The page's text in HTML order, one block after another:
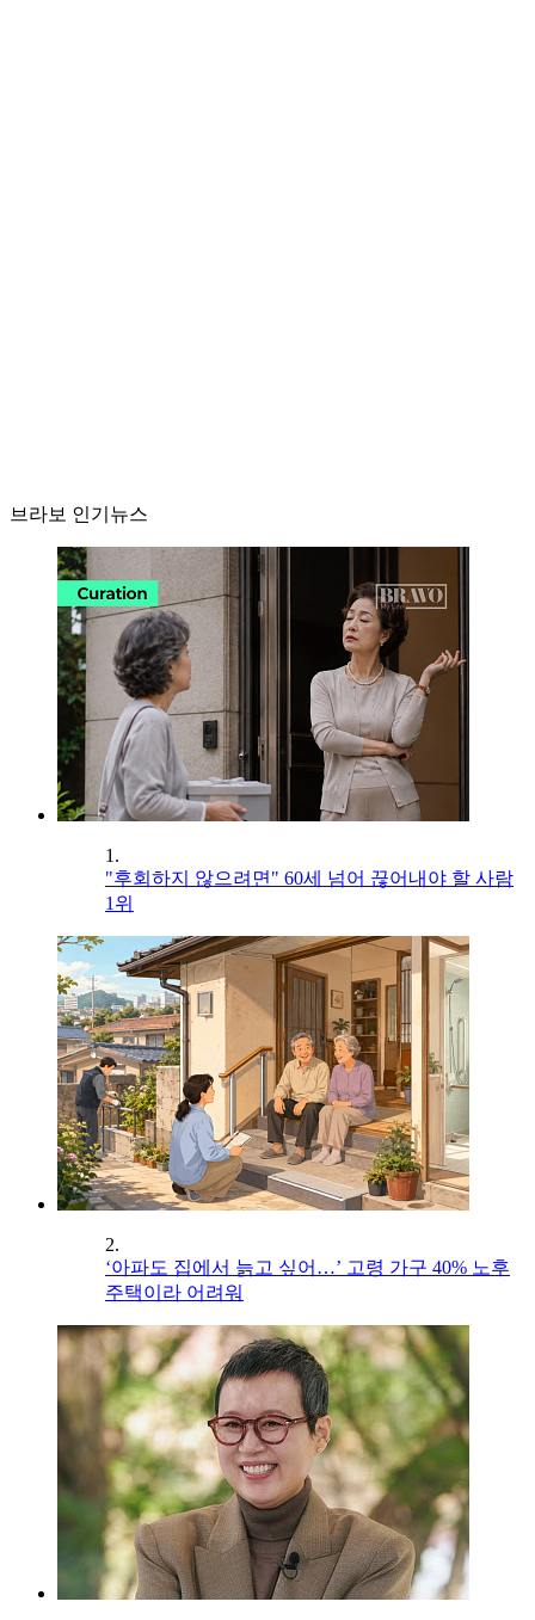
브라보 인기뉴스
1.
"후회하지 않으려면" 60세 넘어 끊어내야 할 사람
1위
2.
‘아파도 집에서 늙고 싶어…’ 고령 가구 40% 노후
주택이라 어려워